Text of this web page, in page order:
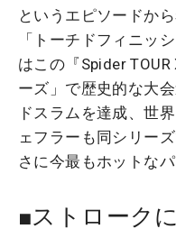
というエピソードか
「トーチドフィニッ
はこの『Spider
ーズ」で歴史的な大
ドスラムを達成、世
ェフラーも同シリー
さに今最もホットなパ
■ストローク